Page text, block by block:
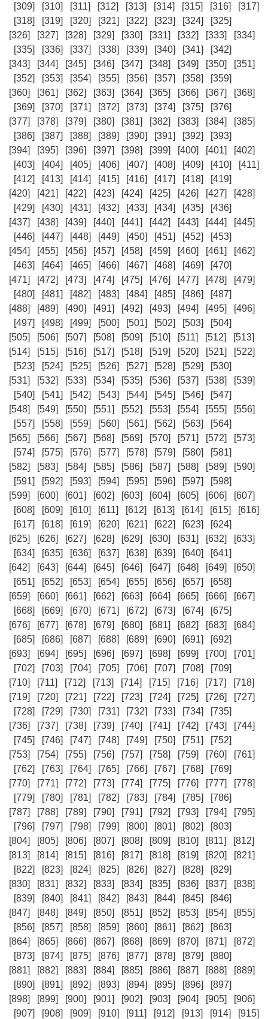
[309]
[310] [311] [312] [313] [314] [315] [316]
[317]
[318]
[319] [320] [321] [322] [323] [324]
[325]
[326]
[327] [328] [329] [330] [331] [332] [333]
[334]
[335]
[336] [337] [338] [339] [340] [341]
[342]
[343]
[344] [345] [346] [347] [348] [349] [350]
[351]
[352]
[353] [354] [355] [356] [357] [358]
[359]
[360]
[361] [362] [363] [364] [365] [366] [367]
[368]
[369]
[370] [371] [372] [373] [374] [375]
[376]
[377]
[378] [379] [380] [381] [382] [383] [384]
[385]
[386]
[387] [388] [389] [390] [391] [392]
[393]
[394]
[395] [396] [397] [398] [399] [400] [401]
[402]
[403]
[404] [405] [406] [407] [408] [409] [410]
[411]
[412]
[413] [414] [415] [416] [417] [418]
[419]
[420]
[421] [422] [423] [424] [425] [426] [427]
[428]
[429]
[430] [431] [432] [433] [434] [435]
[436]
[437]
[438] [439] [440] [441] [442] [443] [444]
[445]
[446]
[447] [448] [449] [450] [451] [452]
[453]
[454]
[455] [456] [457] [458] [459] [460] [461]
[462]
[463]
[464] [465] [466] [467] [468] [469]
[470]
[471]
[472] [473] [474] [475] [476] [477] [478]
[479]
[480]
[481] [482] [483] [484] [485] [486]
[487]
[488]
[489] [490] [491] [492] [493] [494] [495]
[496]
[497]
[498] [499] [500] [501] [502] [503]
[504]
[505]
[506] [507] [508] [509] [510] [511] [512]
[513]
[514]
[515] [516] [517] [518] [519] [520] [521]
[522]
[523]
[524] [525] [526] [527] [528] [529]
[530]
[531]
[532] [533] [534] [535] [536] [537] [538]
[539]
[540]
[541] [542] [543] [544] [545] [546]
[547]
[548]
[549] [550] [551] [552] [553] [554] [555]
[556]
[557]
[558] [559] [560] [561] [562] [563]
[564]
[565]
[566] [567] [568] [569] [570] [571] [572]
[573]
[574]
[575] [576] [577] [578] [579] [580]
[581]
[582]
[583] [584] [585] [586] [587] [588] [589]
[590]
[591]
[592] [593] [594] [595] [596] [597]
[598]
[599]
[600] [601] [602] [603] [604] [605] [606]
[607]
[608]
[609] [610] [611] [612] [613] [614] [615]
[616]
[617]
[618] [619] [620] [621] [622] [623]
[624]
[625]
[626] [627] [628] [629] [630] [631] [632]
[633]
[634]
[635] [636] [637] [638] [639] [640]
[641]
[642]
[643] [644] [645] [646] [647] [648] [649]
[650]
[651]
[652] [653] [654] [655] [656] [657]
[658]
[659]
[660] [661] [662] [663] [664] [665] [666]
[667]
[668]
[669] [670] [671] [672] [673] [674]
[675]
[676]
[677] [678] [679] [680] [681] [682] [683]
[684]
[685]
[686] [687] [688] [689] [690] [691]
[692]
[693]
[694] [695] [696] [697] [698] [699] [700]
[701]
[702]
[703] [704] [705] [706] [707] [708]
[709]
[710]
[711] [712] [713] [714] [715] [716] [717]
[718]
[719]
[720] [721] [722] [723] [724] [725] [726]
[727]
[728]
[729] [730] [731] [732] [733] [734]
[735]
[736]
[737] [738] [739] [740] [741] [742] [743]
[744]
[745]
[746] [747] [748] [749] [750] [751]
[752]
[753]
[754] [755] [756] [757] [758] [759] [760]
[761]
[762]
[763] [764] [765] [766] [767] [768]
[769]
[770]
[771] [772] [773] [774] [775] [776] [777]
[778]
[779]
[780] [781] [782] [783] [784] [785]
[786]
[787]
[788] [789] [790] [791] [792] [793] [794]
[795]
[796]
[797] [798] [799] [800] [801] [802]
[803]
[804]
[805] [806] [807] [808] [809] [810] [811]
[812]
[813]
[814] [815] [816] [817] [818] [819] [820]
[821]
[822]
[823] [824] [825] [826] [827] [828]
[829]
[830]
[831] [832] [833] [834] [835] [836] [837]
[838]
[839]
[840] [841] [842] [843] [844] [845]
[846]
[847]
[848] [849] [850] [851] [852] [853] [854]
[855]
[856]
[857] [858] [859] [860] [861] [862]
[863]
[864]
[865] [866] [867] [868] [869] [870] [871]
[872]
[873]
[874] [875] [876] [877] [878] [879]
[880]
[881]
[882] [883] [884] [885] [886] [887] [888]
[889]
[890]
[891] [892] [893] [894] [895] [896]
[897]
[898]
[899] [900] [901] [902] [903] [904] [905]
[906]
[907]
[908] [909] [910] [911] [912] [913] [914] [915]